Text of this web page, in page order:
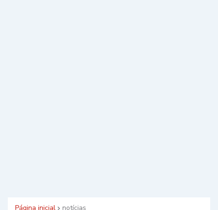
Página inicial notícias